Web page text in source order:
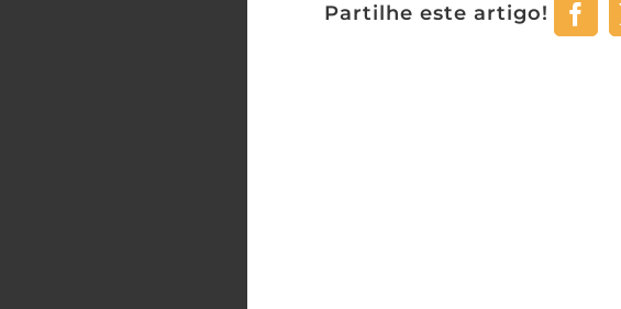
Partilhe este artigo!